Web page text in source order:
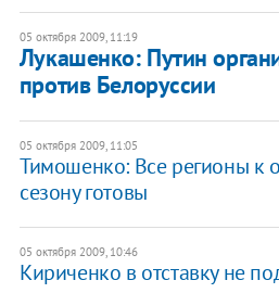
05 октября 2009, 11:19
Лукашенко: Путин
против Белоруссии
05 октября 2009, 11:05
Тимошенко: Все регионы к
сезону готовы
05 октября 2009, 10:46
Кириченко в отставку не